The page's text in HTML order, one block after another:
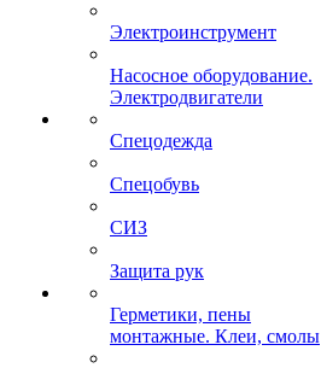
Электроинструмент
Насосное оборудование.
Электродвигатели
Спецодежда
Спецобувь
СИЗ
Защита рук
Герметики, пены
монтажные. Клеи, смолы